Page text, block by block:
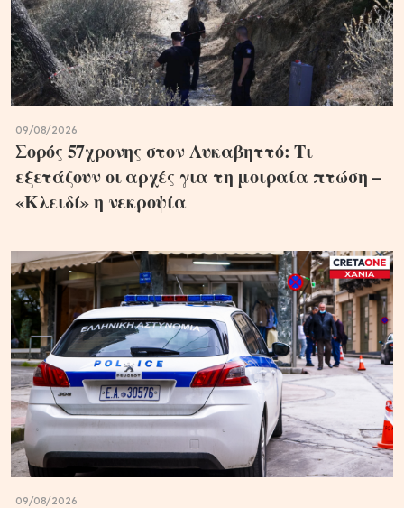
09/08/2026
Σορός 57χρονης στον Λυκαβηττό: Τι
εξετάζουν οι αρχές για τη μοιραία πτώση –
«Κλειδί» η νεκροψία
09/08/2026